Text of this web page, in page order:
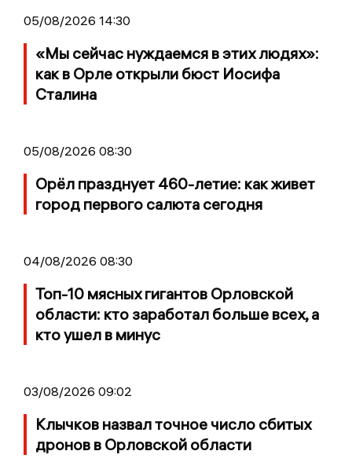
05/08/2026 14:30
«Мы сейчас нуждаемся в этих людях»:
как в Орле открыли бюст Иосифа
Сталина
05/08/2026 08:30
Орёл празднует 460-летие: как живет
город первого салюта сегодня
04/08/2026 08:30
Топ-10 мясных гигантов Орловской
области: кто заработал больше всех, а
кто ушел в минус
03/08/2026 09:02
Клычков назвал точное число сбитых
дронов в Орловской области